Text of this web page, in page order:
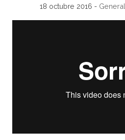
18 octubre 2016 - General